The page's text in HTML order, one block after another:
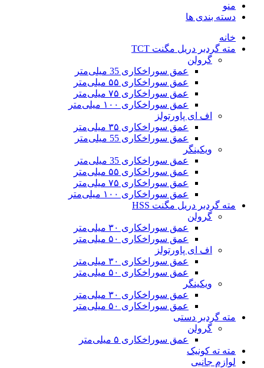
منو
دسته بندی ها
خانه
مته گردبر دریل مگنت TCT
گرولن
عمق سوراخکاری 35 میلی‌متر
عمق سوراخکاری ۵۵ میلی‌متر
عمق سوراخکاری ۷۵ میلی‌متر
عمق سوراخکاری ۱۰۰ میلی‌متر
اف ای پاورتولز
عمق سوراخکاری ۳۵ میلی‌متر
عمق سوراخکاری 55 میلی‌متر
ویکینگر
عمق سوراخکاری 35 میلی‌متر
عمق سوراخکاری ۵۵ میلی‌متر
عمق سوراخکاری ۷۵ میلی‌متر
عمق سوراخکاری ۱۰۰ میلی‌متر
مته گردبر دریل مگنت HSS
گرولن
عمق سوراخکاری ۳۰ میلی‌متر
عمق سوراخکاری ۵۰ میلی‌متر
اف ای پاورتولز
عمق سوراخکاری ۳۰ میلی‌متر
عمق سوراخکاری ۵۰ میلی‌متر
ویکینگر
عمق سوراخکاری ۳۰ میلی‌متر
عمق سوراخکاری ۵۰ میلی‌متر
مته گردبر دستی
گرولن
عمق سوراخکاری ۵ میلی‌متر
مته ته کونیک
لوازم جانبی